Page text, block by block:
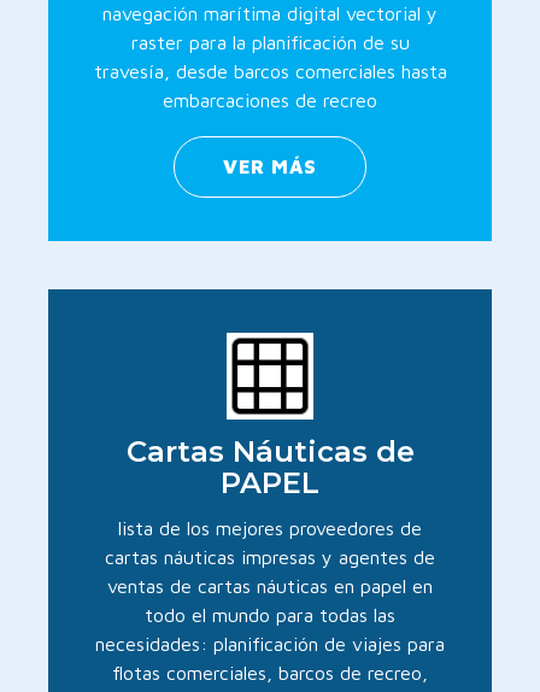
navegación marítima digital vectorial y
raster para la planificación de su
travesía, desde barcos comerciales hasta
embarcaciones de recreo
VER MÁS
Cartas Náuticas de
PAPEL
lista de los mejores proveedores de
cartas náuticas impresas y agentes de
ventas de cartas náuticas en papel en
todo el mundo para todas las
necesidades: planificación de viajes para
flotas comerciales, barcos de recreo,